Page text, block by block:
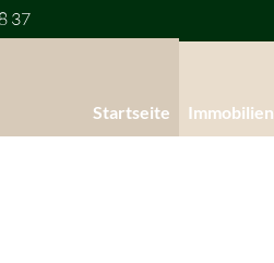
37
Startseite Immobilien